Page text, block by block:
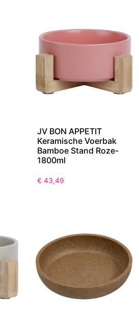
JV BON APPETIT
Keramische Voerbak
Bamboe Stand Roze-
1800ml
€ 43,49